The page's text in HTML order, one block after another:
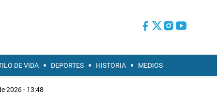
DE VIDA DEPORTES HISTORIA MEDIOS
2026 - 13:48